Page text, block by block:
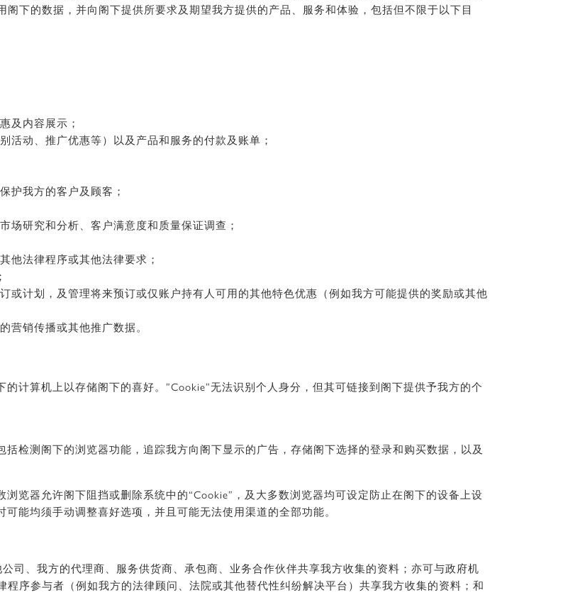
下的数据，并向阁下提供所要求及期望我方提供的产品、服务和体验，包括但不限于以下目
及内容展示；
活动、推广优惠等）以及产品和服务的付款及账单；
护我方的客户及顾客；
场研究和分析、客户满意度和质量保证调查；
他法律程序或其他法律要求；
或计划，及管理将来预订或仅账户持有人可用的其他特色优惠（例如我方可能提供的奖励或其他
营销传播或其他推广数据。
计算机上以存储阁下的喜好。”Cookie”无法识别个人身分，但其可链接到阁下提供予我方的个
检测阁下的浏览器功能，追踪我方向阁下显示的广告，存储阁下选择的登录和购买数据，以及
览器允许阁下阻挡或删除系统中的“Cookie”，及大多数浏览器均可设定防止在阁下的设备上设
能均须手动调整喜好选项，并且可能无法使用渠道的全部功能。
司、我方的代理商、服务供货商、承包商、业务合作伙伴共享我方收集的资料；亦可与政府机
序参与者（例如我方的法律顾问、法院或其他替代性纠纷解决平台）共享我方收集的资料；和